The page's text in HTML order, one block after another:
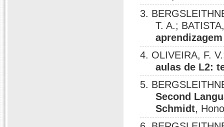
3.
T. A.;
4. OLIVEIRA, F.
aulas de L2:
5.
Second
Schmidt,